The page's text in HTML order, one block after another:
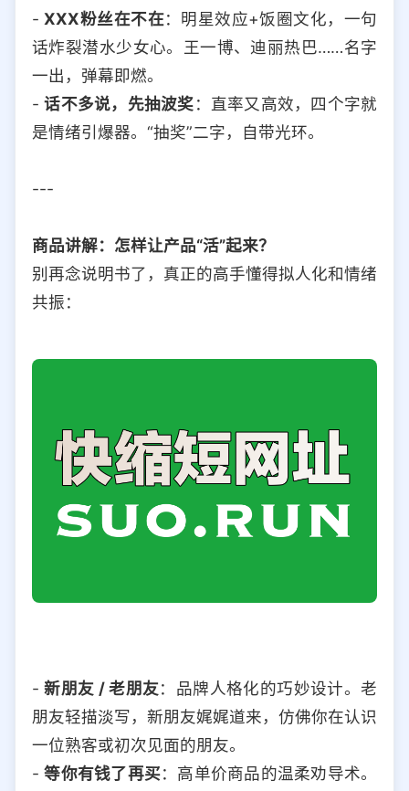
-XXX粉丝在不在：明星效应+饭圈文化，一句
话炸裂潜水少女心。王一博、迪丽热巴……名字
一出，弹幕即燃。
-话不多说，先抽波奖：直率又高效，四个字就
是情绪引爆器。“抽奖”二字，自带光环。
---
商品讲解：怎样让产品“活”起来？
别再念说明书了，真正的高手懂得拟人化和情绪
共振：
-新朋友 / 老朋友：品牌人格化的巧妙设计。老
朋友轻描淡写，新朋友娓娓道来，仿佛你在认识
一位熟客或初次见面的朋友。
-等你有钱了再买：高单价商品的温柔劝导术。